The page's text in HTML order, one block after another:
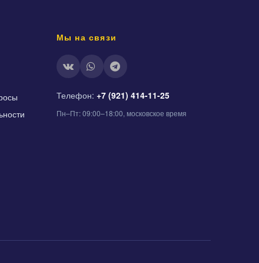
Мы на связи
Телефон: +7 (921) 414-11-25
Пн–Пт: 09:00–18:00, московское время